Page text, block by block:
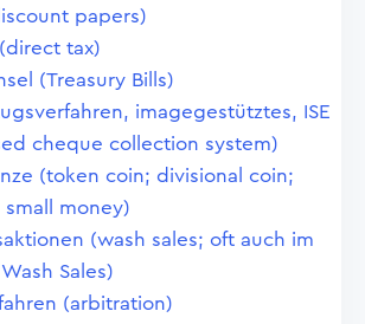
papers)
tax)
(Treasury Bills)
imagegestütztes, ISE
cheque collection system)
(token coin; divisional coin;
money)
(wash sales; oft auch im
Sales)
(arbitration)